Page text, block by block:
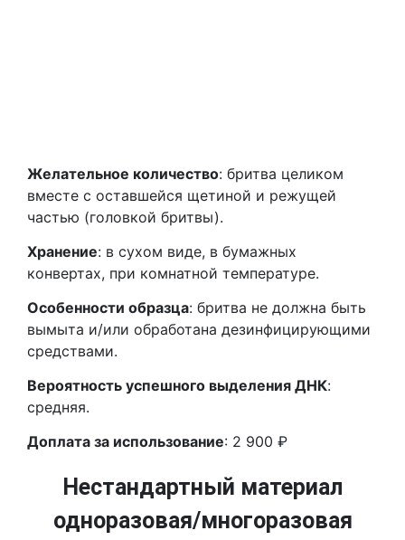
Желательное количество: бритва целиком
вместе с оставшейся щетиной и режущей
частью (головкой бритвы).
Хранение: в сухом виде, в бумажных
конвертах, при комнатной температуре.
Особенности образца: бритва не должна быть
вымыта и/или обработана дезинфицирующими
средствами.
Вероятность успешного выделения ДНК:
средняя.
Доплата за использование: 2 900 ₽
Нестандартный материал
одноразовая/многоразовая